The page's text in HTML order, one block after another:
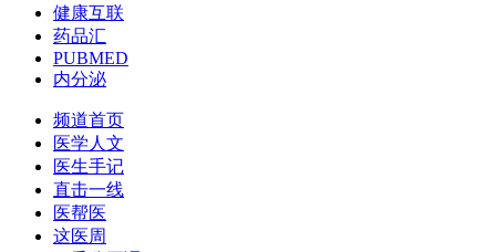
健康互联
药品汇
PUBMED
内分泌
频道首页
医学人文
医生手记
直击一线
医帮医
这医周